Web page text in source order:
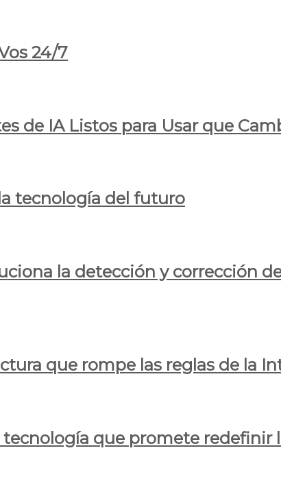
24/7
de IA Listos para Usar que
tecnología del futuro
la detección y corrección
que rompe las reglas de la
que promete redefinir